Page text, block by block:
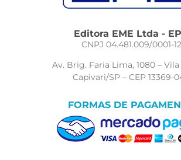
Editora EME Ltda -
CNPJ 04.481.009/0001-12
Av. Brig. Faria Lima, 1080 –
Capivari/SP – CEP 13369-
FORMAS DE